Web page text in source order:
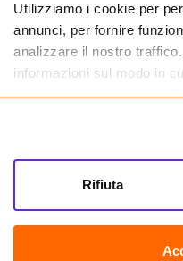
Utilizziamo i cookie per
annunci, per fornire
analizzare il nostro
informazioni sul modo in
partner che si occupano
informazioni che hai
tuo utilizzo dei loro servizi.
Rifiuta
Farma.it S.a.s. P. IVA 07417261216